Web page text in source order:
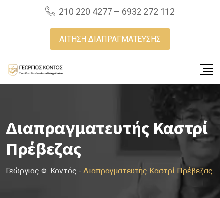
210 220 4277 – 6932 272 112
ΑΙΤΗΣΗ ΔΙΑΠΡΑΓΜΑΤΕΥΣΗΣ
Διαπραγματευτής Καστρί
Πρέβεζας
Γεώργιος Φ. Κοντός - Διαπραγματευτής Καστρί Πρέβεζας